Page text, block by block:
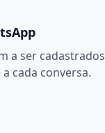
a ser cadastrados
cada conversa.